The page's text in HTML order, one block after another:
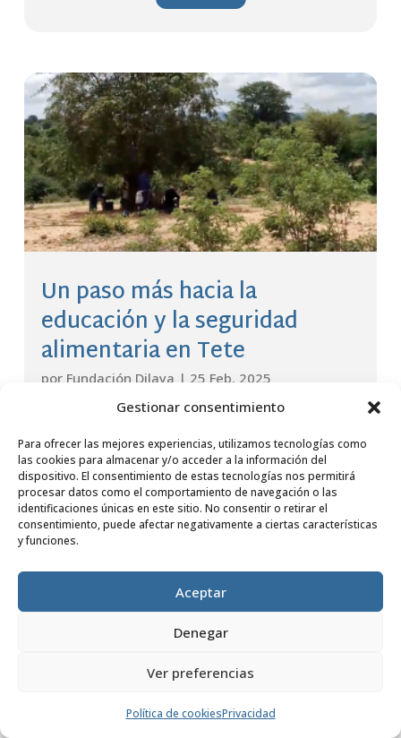
Gestionar consentimiento
Para ofrecer las mejores experiencias, utilizamos tecnologías como
las cookies para almacenar y/o acceder a la información del
dispositivo. El consentimiento de estas tecnologías nos permitirá
procesar datos como el comportamiento de navegación o las
identificaciones únicas en este sitio. No consentir o retirar el
consentimiento, puede afectar negativamente a ciertas características
y funciones.
Aceptar
Denegar
Ver preferencias
Política de cookiesPrivacidad
Un paso más hacia la
educación y la seguridad
alimentaria en Tete
por Fundación Dilaya | 25 Feb, 2025